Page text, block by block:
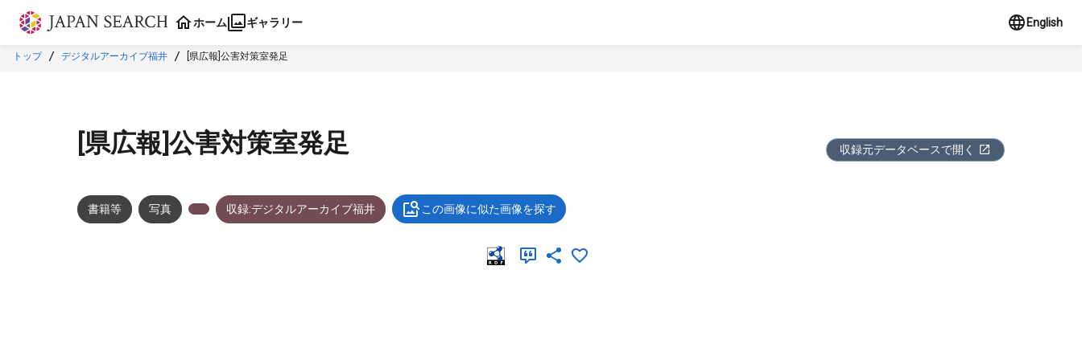
本文に飛ぶ
ホーム ギャラリー English
トップ デジタルアーカイブ福井 [県広報]公害対策室発足
[県広報]公害対策室発足 収録元データベースで開く
書籍等 写真 収録:デジタルアーカイブ福井 この画像に似た画像を探す